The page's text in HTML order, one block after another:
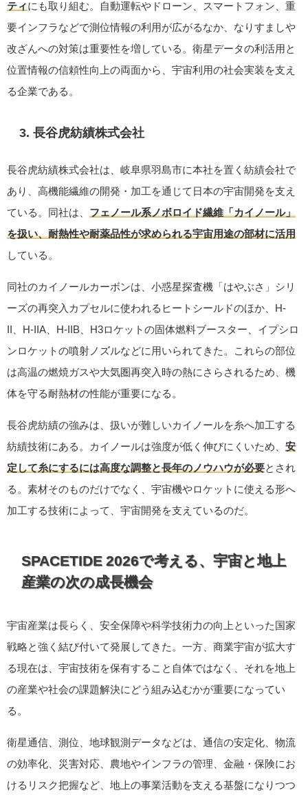
ティにも取り組む。自動運転やドローン、スマートフォン、重
要インフラなどで測位情報の利用が広がるなか、なりすましや
改ざんへの対策は重要性を増している。衛星データの利活用と
位置情報の信頼性向上の両面から、宇宙利用の社会実装を支え
る企業である。
3. 長谷虎紡績株式会社
長谷虎紡績株式会社は、岐阜県羽島市に本社を置く紡績会社で
あり、高機能繊維の開発・加工を通じて日本の宇宙開発を支え
ている。同社は、 フェノール系ノボロイド繊維「カイノール」
を扱い、耐熱性や耐薬品性が求められる宇宙用途の部材に活用
している。
同社のカイノールカーボンは、小惑星探査機「はやぶさ」シリ
ーズの再突入カプセルに使われるヒートシールドのほか、H-
II、H-IIA、H-IIB、H3ロケットの固体燃料ブースター、イプシロ
ンロケットの噴射ノズルなどに用いられてきた。これらの部位
は高温の燃焼ガスや大気圏再突入時の熱にさらされるため、機
体を守る耐熱材の性能が重要になる。
長谷虎紡績の強みは、扱いが難しいカイノールを糸へ加工する
紡績技術にある。カイノールは強度が低く伸びにくいため、 安
定して糸にするには高度な調整と長年のノウハウが必要とされ
る。素材そのものだけでなく、宇宙機やロケットに使える形へ
加工する技術によって、宇宙開発を支えているのだ。
SPACETIDE 2026で考える、宇宙と地上
産業の次の成長機会
宇宙産業は長らく、安全保障や科学技術力の向上といった国家
戦略と強く結び付いて発展してきた。一方、商業宇宙が拡大す
る現在は、宇宙技術を保有すること自体ではなく、それを地上
の産業や社会の課題解決にどう組み込むかが重要になってい
る。
衛星通信、測位、地球観測データなどは、通信の安定化、物流
の効率化、災害対応、農地やインフラの管理、金融・保険にお
けるリスク把握など、地上の事業活動を支える基盤になりつつ